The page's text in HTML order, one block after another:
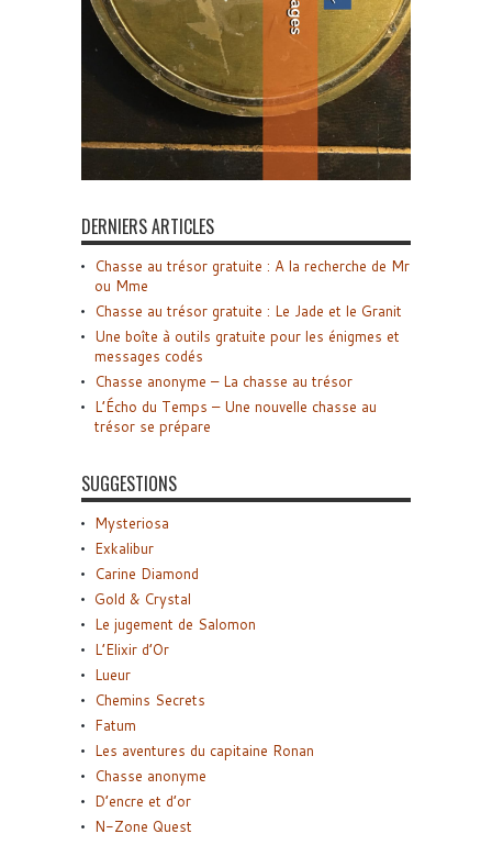
DERNIERS ARTICLES
Chasse au trésor gratuite : A la recherche de Mr
ou Mme
Chasse au trésor gratuite : Le Jade et le Granit
Une boîte à outils gratuite pour les énigmes et
messages codés
Chasse anonyme – La chasse au trésor
L’Écho du Temps – Une nouvelle chasse au
trésor se prépare
SUGGESTIONS
Mysteriosa
Exkalibur
Carine Diamond
Gold & Crystal
Le jugement de Salomon
L’Elixir d’Or
Lueur
Chemins Secrets
Fatum
Les aventures du capitaine Ronan
Chasse anonyme
D’encre et d’or
N-Zone Quest